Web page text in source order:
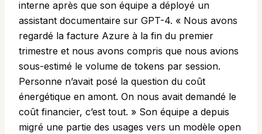
interne après que son équipe a déployé un
assistant documentaire sur GPT-4. « Nous avons
regardé la facture Azure à la fin du premier
trimestre et nous avons compris que nous avions
sous-estimé le volume de tokens par session.
Personne n’avait posé la question du coût
énergétique en amont. On nous avait demandé le
coût financier, c’est tout. » Son équipe a depuis
migré une partie des usages vers un modèle open